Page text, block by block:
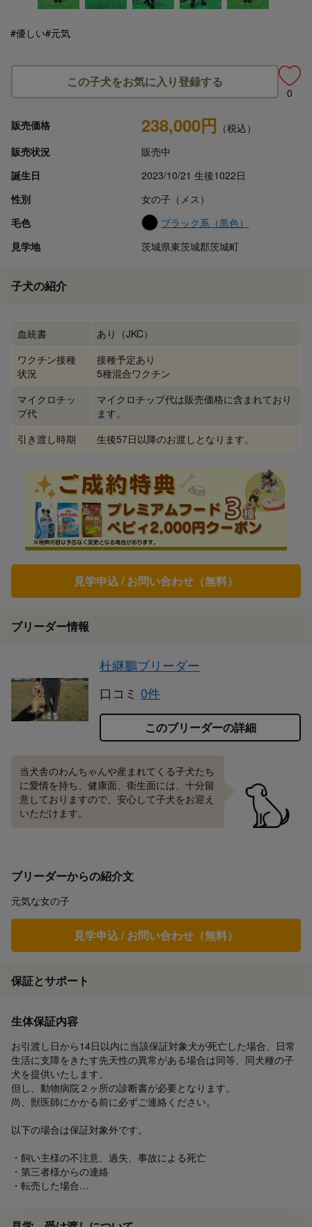
#優しい#元気
この子犬をお気に入り登録する
0
販売価格 238,000円 （税込）
販売状況
販売中
誕生日
2023/10/21 生後1022日
性別
女の子（メス）
毛色
ブラック系（黒色）
見学地
茨城県東茨城郡茨城町
子犬の紹介
血統書
あり（JKC）
ワクチン接種
状況
接種予定あり
5種混合ワクチン
マイクロチッ
プ代
マイクロチップ代は販売価格に含まれており
ます。
引き渡し時期
生後57日以降のお渡しとなります。
見学申込 / お問い合わせ（無料）
ブリーダー情報
杜継鵬ブリーダー
口コミ 0件
このブリーダーの詳細
当犬舎のわんちゃんや産まれてくる子犬たち
に愛情を持ち、健康面、衛生面には、十分留
意しておりますので、安心して子犬をお迎え
いただけます。
ブリーダーからの紹介文
元気な女の子
見学申込 / お問い合わせ（無料）
保証とサポート
生体保証内容
お引渡し日から14日以内に当該保証対象犬が死亡した場合、日常
生活に支障をきたす先天性の異常がある場合は同等、同犬種の子
犬を提供いたします。
但し、動物病院２ヶ所の診断書が必要となります。
尚、獣医師にかかる前に必ずご連絡ください。
以下の場合は保証対象外です。
・飼い主様の不注意、過失、事故による死亡
・第三者様からの連絡
・転売した場合…